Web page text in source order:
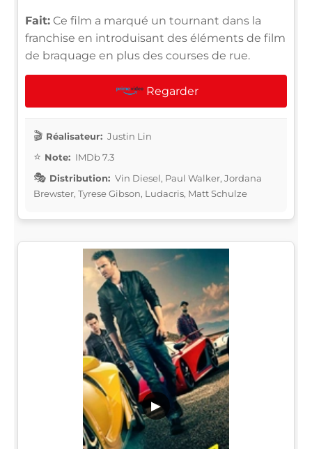
Fait: Ce film a marqué un tournant dans la
franchise en introduisant des éléments de film
de braquage en plus des courses de rue.
Regarder
Réalisateur: Justin Lin
Note: IMDb 7.3
Distribution: Vin Diesel, Paul Walker, Jordana
Brewster, Tyrese Gibson, Ludacris, Matt Schulze
▶